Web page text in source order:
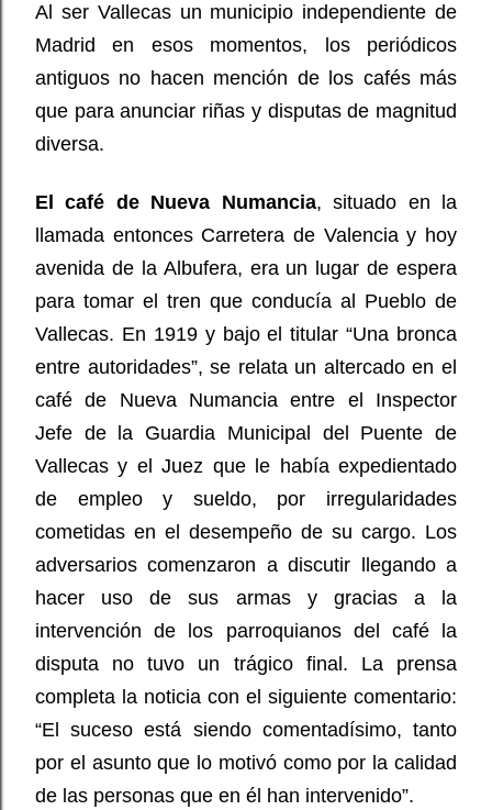
Al ser Vallecas un municipio independiente de
Madrid en esos momentos, los periódicos
antiguos no hacen mención de los cafés más
que para anunciar riñas y disputas de magnitud
diversa.
El café de Nueva Numancia, situado en la
llamada entonces Carretera de Valencia y hoy
avenida de la Albufera, era un lugar de espera
para tomar el tren que conducía al Pueblo de
Vallecas. En 1919 y bajo el titular “Una bronca
entre autoridades”, se relata un altercado en el
café de Nueva Numancia entre el Inspector
Jefe de la Guardia Municipal del Puente de
Vallecas y el Juez que le había expedientado
de empleo y sueldo, por irregularidades
cometidas en el desempeño de su cargo. Los
adversarios comenzaron a discutir llegando a
hacer uso de sus armas y gracias a la
intervención de los parroquianos del café la
disputa no tuvo un trágico final. La prensa
completa la noticia con el siguiente comentario:
“El suceso está siendo comentadísimo, tanto
por el asunto que lo motivó como por la calidad
de las personas que en él han intervenido”.